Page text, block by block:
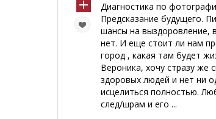
Диагностика по
Предсказание будущего.
шансы на выздоровление,
нет. И еще стоит ли нам
город , какая там будет
Вероника, хочу стразу же
здоровых людей и нет ни
исцелиться полностью.
след/шрам и его ...